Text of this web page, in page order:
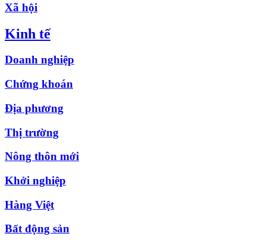
Xã hội
Kinh tế
Doanh nghiệp
Chứng khoán
Địa phương
Thị trường
Nông thôn mới
Khởi nghiệp
Hàng Việt
Bất động sản